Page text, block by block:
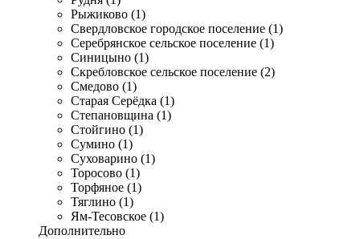
Рыжиково (1)
Свердловское городское поселение (1)
Серебрянское сельское поселение (1)
Синицыно (1)
Скребловское сельское поселение (2)
Смедово (1)
Старая Серёдка (1)
Степановщина (1)
Стойгино (1)
Сумино (1)
Суховарино (1)
Торосово (1)
Торфяное (1)
Тяглино (1)
Ям-Тесовское (1)
Дополнительно